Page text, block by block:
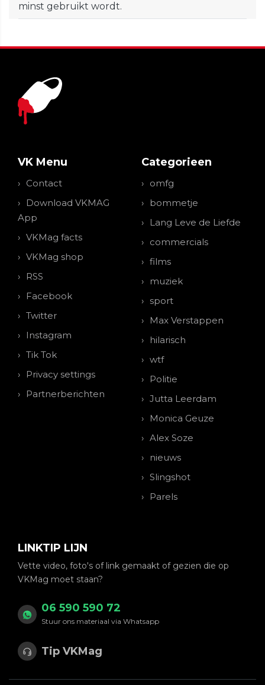
minst gebruikt wordt.
VK Menu
Contact
Download VKMAG
App
VKMag facts
VKMag shop
RSS
Facebook
Twitter
Instagram
Tik Tok
Privacy settings
Partnerberichten
Categorieen
omfg
bommetje
Lang Leve de Liefde
commercials
films
muziek
sport
Max Verstappen
hilarisch
wtf
Politie
Jutta Leerdam
Monica Geuze
Alex Soze
nieuws
Slingshot
Parels
LINKTIP LIJN
Vette video, foto's of link gemaakt of gezien die op
VKMag moet staan?
06 590 590 72
Stuur ons materiaal via Whatsapp
Tip VKMag